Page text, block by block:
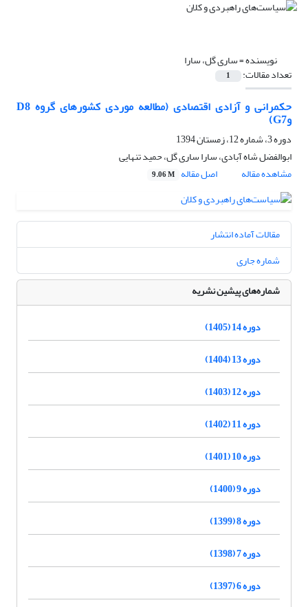
نویسنده =ساری گل، سارا
تعداد مقالات: 1
حکمرانی و آزادی اقتصادی (مطالعه موردی کشورهای گروه D8
وG7)
دوره 3، شماره 12، زمستان 1394
ابوالفضل شاه آبادی، سارا ساری گل، حمید تنهایی
مشاهده مقاله
اصل مقاله 9.06 M
مقالات آماده انتشار
شماره جاری
شماره‌های پیشین نشریه
دوره 14 (1405)
دوره 13 (1404)
دوره 12 (1403)
دوره 11 (1402)
دوره 10 (1401)
دوره 9 (1400)
دوره 8 (1399)
دوره 7 (1398)
دوره 6 (1397)